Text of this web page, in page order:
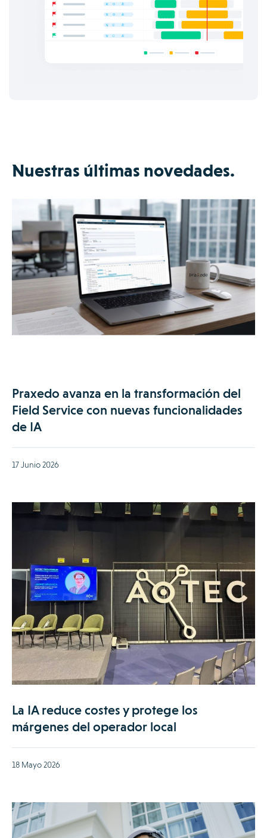
Nuestras últimas novedades.
Praxedo avanza en la transformación del
Field Service con nuevas funcionalidades
de IA
17 Junio 2026
La IA reduce costes y protege los
márgenes del operador local
18 Mayo 2026